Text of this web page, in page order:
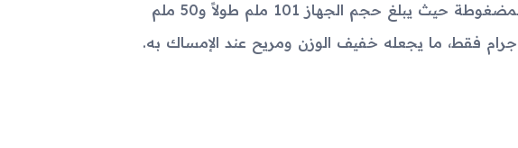
يتميز Samsung M2520 Beat Techno بأبعاده المضغوطة حيث يبلغ حجم الجهاز 101 ملم طولاً و50 ملم
عرضًا وسماكة 15.4 ملم. يزن الجهاز حوالي 100 جرام فقط، ما يجعله خفيف الوزن ومريح عند الإمساك به.